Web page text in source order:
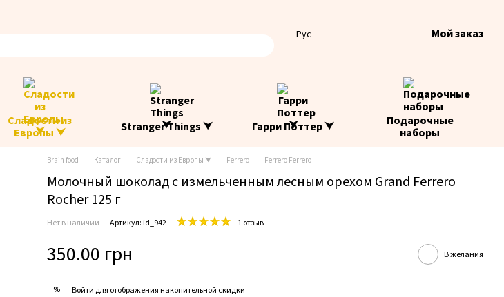
Рус Мой заказ
Сладости из
Европы ⮟
Stranger Things ⮟ Гарри Поттер ⮟
Подарочные
наборы
Brain food Каталог Сладости из Европы ⮟ Ferrero Ferrero Ferrero
Молочный шоколад с измельченным лесным орехом Grand Ferrero
Rocher 125 г
Нет в наличии Артикул: id_942 1 отзыв
350.00 грн В желания
% Войтидля отображения накопительной скидки